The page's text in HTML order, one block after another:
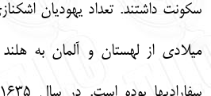
ميلادي از لهستان و آلمان به